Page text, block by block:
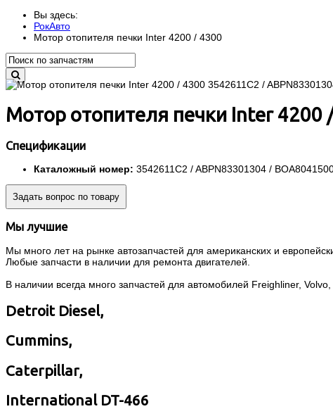
Вы здесь:
РокАвто
Мотор отопителя печки Inter 4200 / 4300
Мотор отопителя печки Inter 4200
Спецификации
Каталожный номер: 3542611C2 / ABPN83301304 /
Задать вопрос по товару
Мы лучшие
Мы много лет на рынке автозапчастей для американских и
Любые запчасти в наличии для ремонта двигателей.
В наличии всегда много запчастей для автомобилей Freighliner,
Detroit Diesel,
Cummins,
Caterpillar,
International DT-466